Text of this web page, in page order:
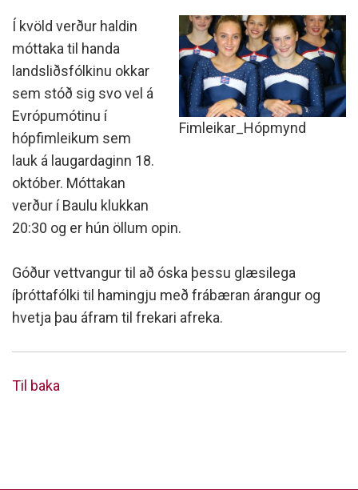
Fimleikar_Hópmynd
Í kvöld verður haldin
móttaka til handa
landsliðsfólkinu okkar
sem stóð sig svo vel á
Evrópumótinu í
hópfimleikum sem
lauk á laugardaginn 18.
október. Móttakan
verður í Baulu klukkan
20:30 og er hún öllum opin.
Góður vettvangur til að óska þessu glæsilega
íþróttafólki til hamingju með frábæran árangur og
hvetja þau áfram til frekari afreka.
Til baka